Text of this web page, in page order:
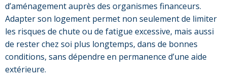
d’aménagement auprès des organismes financeurs.
Adapter son logement permet non seulement de limiter
les risques de chute ou de fatigue excessive, mais aussi
de rester chez soi plus longtemps, dans de bonnes
conditions, sans dépendre en permanence d’une aide
extérieure.